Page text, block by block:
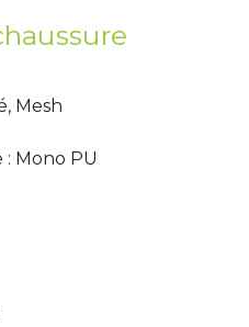
Mesh
Mono PU